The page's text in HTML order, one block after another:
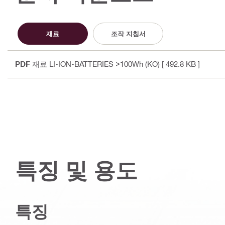
재료 조작 지침서
PDF 재료 LI-ION-BATTERIES >100Wh (KO) [ 492.8 KB ]
특징 및 용도
특징